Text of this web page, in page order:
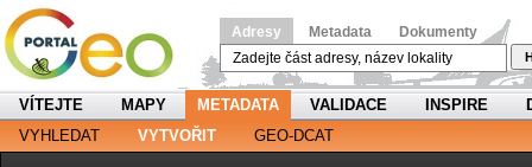
Adresy Metadata Dokumenty
VÍTEJTE MAPY METADATA VALIDACE INSPIRE
VYHLEDAT
VYTVOŘIT GEO-DCAT